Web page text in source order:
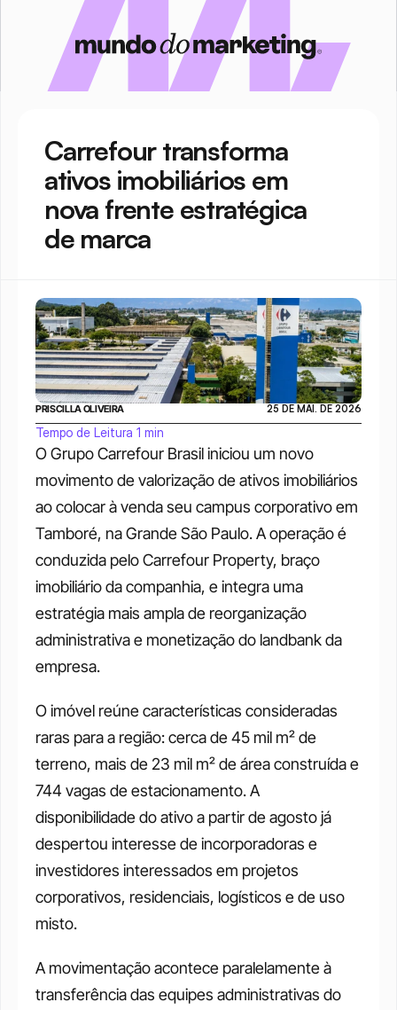
Carrefour transforma
ativos imobiliários em
nova frente estratégica
de marca
O Grupo Carrefour Brasil iniciou um novo
movimento de valorização de ativos imobiliários
ao colocar à venda seu campus corporativo em
Tamboré, na Grande São Paulo. A operação é
conduzida pelo Carrefour Property, braço
imobiliário da companhia, e integra uma
estratégia mais ampla de reorganização
administrativa e monetização do landbank da
empresa.
O imóvel reúne características consideradas
raras para a região: cerca de 45 mil m² de
terreno, mais de 23 mil m² de área construída e
744 vagas de estacionamento. A
disponibilidade do ativo a partir de agosto já
despertou interesse de incorporadoras e
investidores interessados em projetos
corporativos, residenciais, logísticos e de uso
misto.
A movimentação acontece paralelamente à
transferência das equipes administrativas do
PRISCILLA OLIVEIRA 25 DE MAI. DE 2026
Tempo de Leitura 1 min